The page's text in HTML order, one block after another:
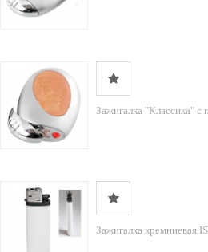
Зажигалка "Классика" с
Зажигалка кремниевая